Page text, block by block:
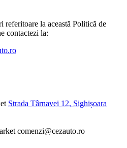
referitoare la această Politică de
contactezi la:
Strada Târnavei 12, Sighișoara
comenzi@cezauto.ro